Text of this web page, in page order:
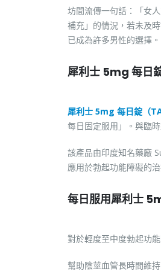
坊間流傳一句話：「女
補充」的情況，若未及
已成為許多男性的選擇。
犀利士 5mg 每日
犀利士 5mg 每日錠（
每日固定服用」。與臨
該產品由印度知名藥廠
應用於勃起功能障礙的
每日服用犀利士
對於輕度至中度勃起功
幫助陰莖血管長時間維